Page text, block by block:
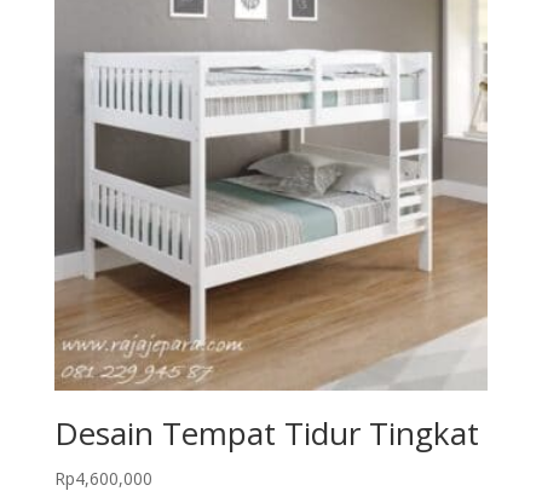
Desain Tempat Tidur Tingkat
Rp4,600,000